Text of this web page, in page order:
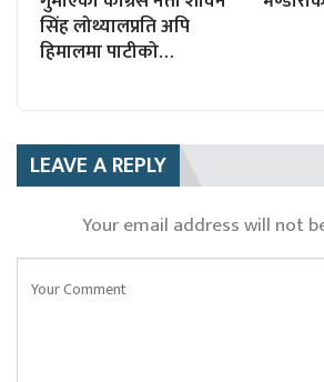
सिंह लोथ्यालप्रति अपि
हिमालमा पाटीको…
LEAVE A REPLY
Your email address will not